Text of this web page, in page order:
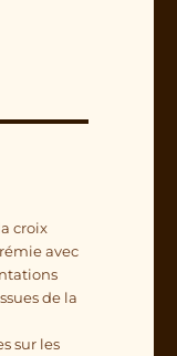
croix
avec
de la
sur les